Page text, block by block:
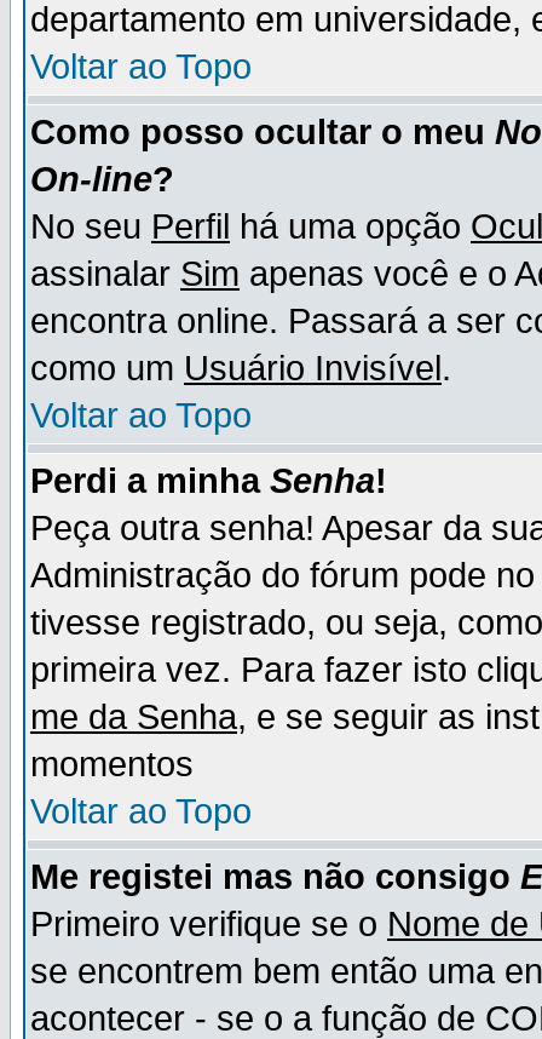
departamento em universidade,
Voltar ao Topo
Como posso ocultar o meu
On-line?
No seu Perfil há uma opção
assinalar Sim apenas você e o
encontra online. Passará a ser
como um Usuário Invisível.
Voltar ao Topo
Perdi a minha Senha!
Peça outra senha! Apesar da
Administração do fórum pode
tivesse registrado, ou seja,
primeira vez. Para fazer isto
me da Senha, e se seguir as
momentos
Voltar ao Topo
Me registei mas não consigo
Primeiro verifique se o Nome de
se encontrem bem então uma
acontecer - se o a função de